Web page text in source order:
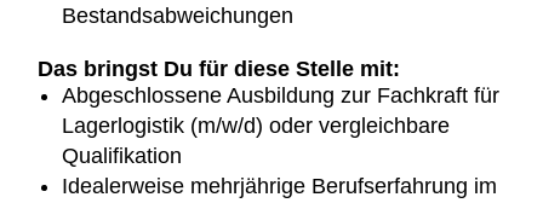
Bestandsabweichungen
Das bringst Du für diese Stelle mit:
Abgeschlossene Ausbildung zur Fachkraft für
Lagerlogistik (m/w/d) oder vergleichbare
Qualifikation
Idealerweise mehrjährige Berufserfahrung im